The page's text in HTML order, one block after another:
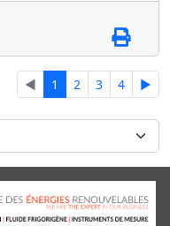
◄ 1 2 3 4 ►